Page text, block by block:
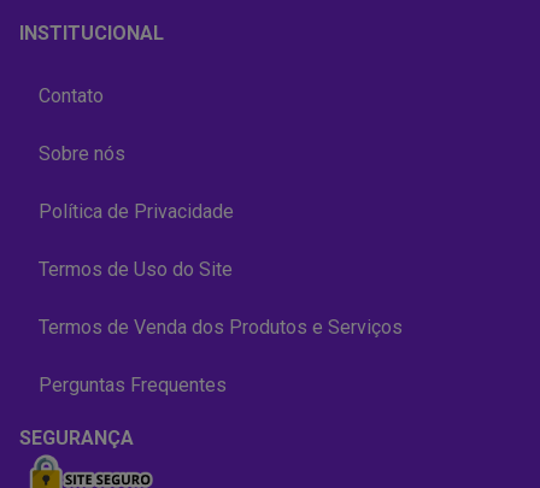
INSTITUCIONAL
Contato
Sobre nós
Política de Privacidade
Termos de Uso do Site
Termos de Venda dos Produtos e Serviços
Perguntas Frequentes
SEGURANÇA